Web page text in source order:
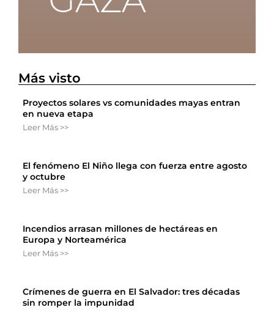
Más visto
Proyectos solares vs comunidades mayas entran
en nueva etapa
Leer Más >>
El fenómeno El Niño llega con fuerza entre agosto
y octubre
Leer Más >>
Incendios arrasan millones de hectáreas en
Europa y Norteamérica
Leer Más >>
Crímenes de guerra en El Salvador: tres décadas
sin romper la impunidad